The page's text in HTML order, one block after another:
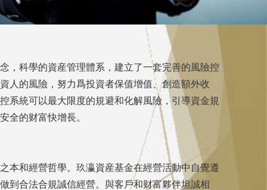
，科學的資産管理體系，建立了一套完善的風險控
人的風險，努力爲投資者保值增值、創造額外收
系統可以最大限度的規避和化解風險，引導資金規
全的财富快增長。
本和經營哲學。玖瀛資産基金在經營活動中自覺遵
到合法合規誠信經營。與客戶和财富夥伴坦誠相